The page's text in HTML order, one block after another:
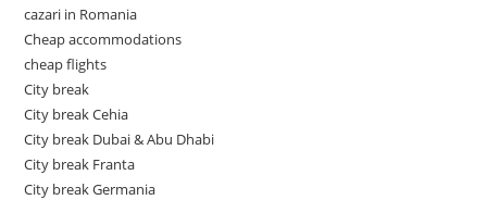
cazari in Romania
Cheap accommodations
cheap flights
City break
City break Cehia
City break Dubai & Abu Dhabi
City break Franta
City break Germania